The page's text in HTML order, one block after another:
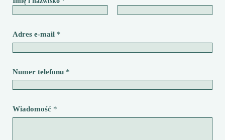
Adres e-mail *
Numer telefonu *
Wiadomość *